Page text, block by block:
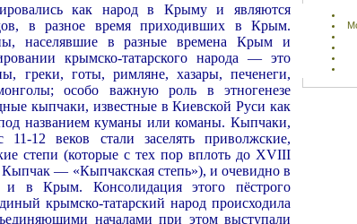
как народ в Крыму и являются
в разное время приходивших в Крым.
населявшие в разные времена Крым и
крымско-татарского народа — это
греки, готы, римляне, хазары, печенеги,
особо важную роль в этногенезе
кыпчаки, известные в Киевской Руси как
названием куманы или команы. Кыпчаки,
12 веков стали заселять приволжские,
степи (которые с тех пор вплоть до XVIII
— «Кыпчакская степь»), и очевидно в
и в Крым. Консолидация этого пёстрого
крымско-татарский народ происходила
началами при этом выступали